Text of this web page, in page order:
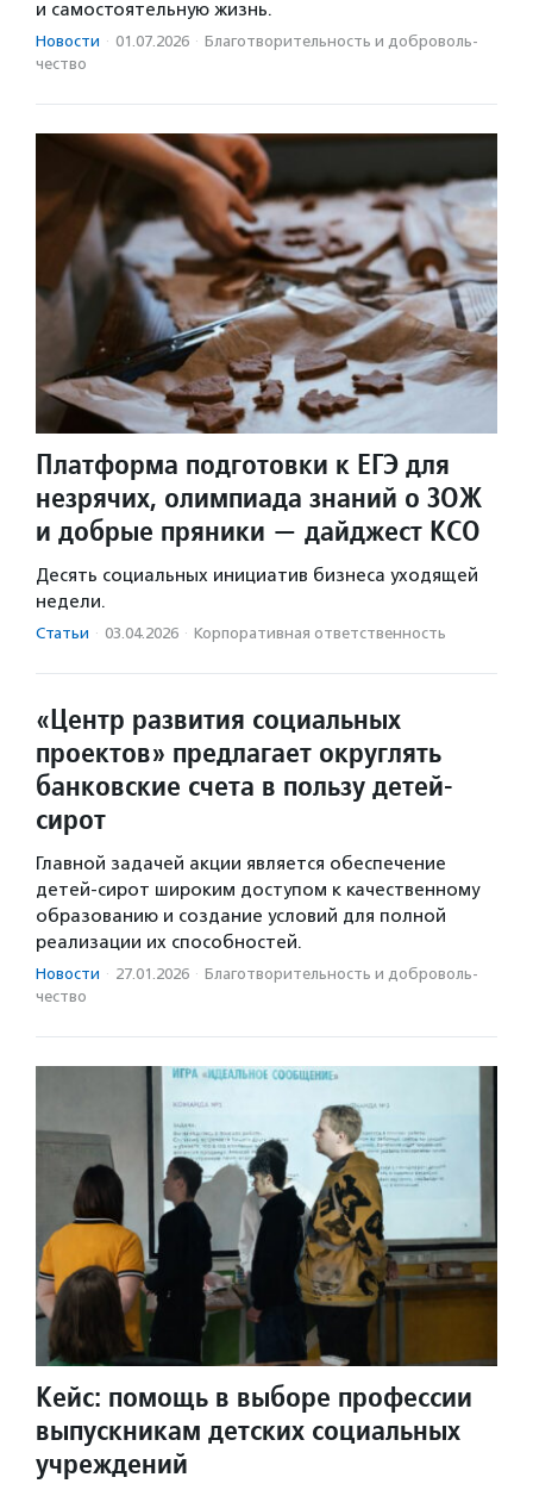
и самостоятельную жизнь.
Новости · 01.07.2026 · Благотвори­тель­ность и доброволь­
чест­во
Платформа подготовки к ЕГЭ для
незрячих, олимпиада знаний о ЗОЖ
и добрые пряники — дайджест КСО
Десять социальных инициатив бизнеса уходящей
недели.
Статьи · 03.04.2026 · Корпоративная ответственность
«Центр развития социальных
проектов» предлагает округлять
банковские счета в пользу детей-
сирот
Главной задачей акции является обеспечение
детей-сирот широким доступом к качественному
образованию и создание условий для полной
реализации их способностей.
Новости · 27.01.2026 · Благотвори­тель­ность и доброволь­
чест­во
Кейс: помощь в выборе профессии
выпускникам детских социальных
учреждений